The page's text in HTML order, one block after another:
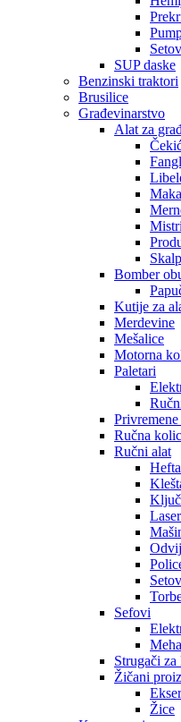
SUP daske
Benzinski traktori
Brusilice
Građevinarstvo
Alat za
Bomber
Kutije za
Merdevine
Mešalice
Motorna
Paletari
Ručna
Ručni alat
Sefovi
Strugači za
Žičani
Žice